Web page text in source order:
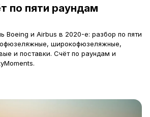
по пяти раундам
Boeing и Airbus в 2020-е: разбор по пяти
широкофюзеляжные,
и поставки. Счёт по раундам и